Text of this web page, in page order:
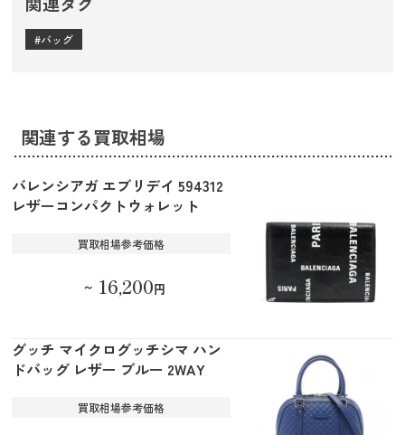
バッグ
関連する買取相場
バレンシアガ エブリデイ 594312
レザーコンパクトウォレット
買取相場参考価格
～ 16,200円
グッチ マイクログッチシマ ハン
ドバッグ レザー ブルー 2WAY
買取相場参考価格